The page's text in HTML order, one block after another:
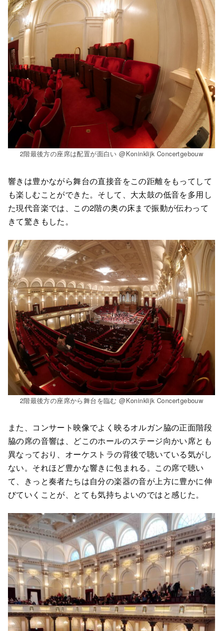
2階最後方の座席は配置が面白い @Koninklijk Concertgebouw
響きは豊かながら舞台の直接音をこの距離をもってして
も楽しむことができた。そして、大太鼓の低音を多用し
た現代音楽では、この2階の奥の床まで振動が伝わって
きて驚きもした。
2階最後方の座席から舞台を臨む @Koninklijk Concertgebouw
また、コンサート映像でよく映るオルガン脇の正面階段
脇の席の音響は、どこのホールのステージ向かい席とも
異なっており、オーケストラの背後で聴いている気がし
ない。それほど豊かな響きに包まれる。この席で聴い
て、きっと奏者たちは自分の楽器の音が上方に豊かに伸
びていくことが、とても気持ちよいのではと感じた。